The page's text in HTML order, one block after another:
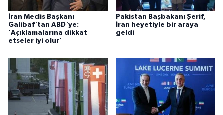
İran Meclis Başkanı
Galibaf'tan ABD'ye:
'Açıklamalarına dikkat
etseler iyi olur'
Pakistan Başbakanı Şerif,
İran heyetiyle bir araya
geldi